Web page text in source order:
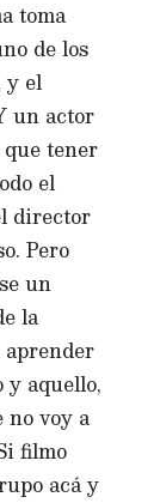
toma
de los
y el
un actor
que tener
el
director
Pero
un
la
aprender
aquello,
no voy a
filmo
acá y